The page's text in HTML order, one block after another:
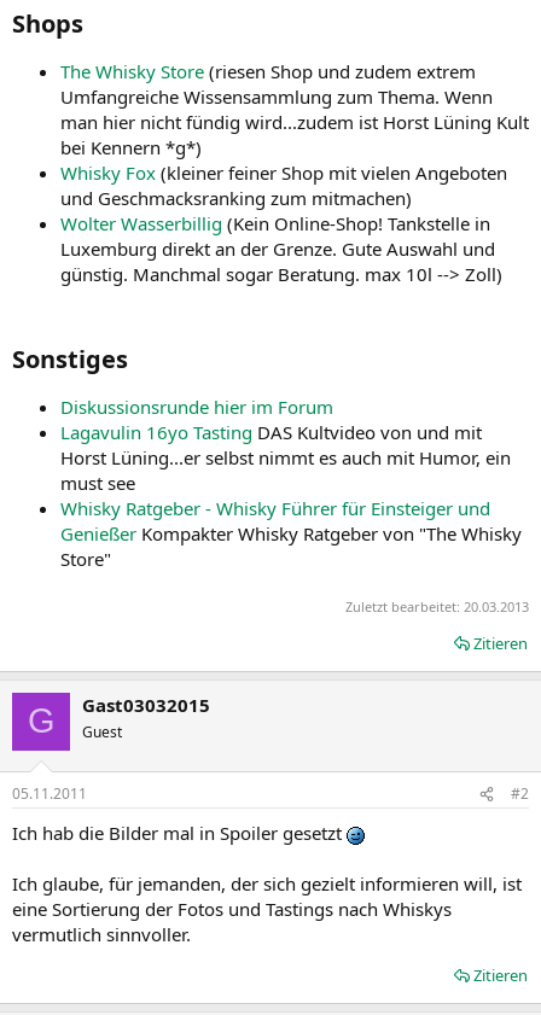
Shops​
The Whisky Store (riesen Shop und zudem extrem
Umfangreiche Wissensammlung zum Thema. Wenn
man hier nicht fündig wird...zudem ist Horst Lüning Kult
bei Kennern *g*)
Whisky Fox (kleiner feiner Shop mit vielen Angeboten
und Geschmacksranking zum mitmachen)
Wolter Wasserbillig (Kein Online-Shop! Tankstelle in
Luxemburg direkt an der Grenze. Gute Auswahl und
günstig. Manchmal sogar Beratung. max 10l --> Zoll)
Sonstiges​
Diskussionsrunde hier im Forum
Lagavulin 16yo Tasting DAS Kultvideo von und mit
Horst Lüning...er selbst nimmt es auch mit Humor, ein
must see
Whisky Ratgeber - Whisky Führer für Einsteiger und
Genießer Kompakter Whisky Ratgeber von "The Whisky
Store"
Zuletzt bearbeitet: 20.03.2013
Zitieren
G Gast03032015
Guest
05.11.2011 #2
Ich hab die Bilder mal in Spoiler gesetzt
Ich glaube, für jemanden, der sich gezielt informieren will, ist
eine Sortierung der Fotos und Tastings nach Whiskys
vermutlich sinnvoller.
Zitieren